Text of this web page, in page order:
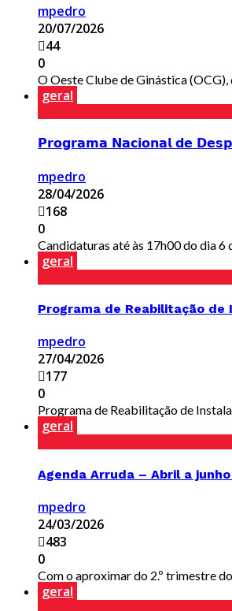
mpedro
20/07/2026
44
0
O Oeste Clube de Ginástica
geral
𝗣𝗿𝗼𝗴𝗿𝗮𝗺𝗮 𝗡𝗮𝗰𝗶𝗼𝗻𝗮𝗹 𝗱𝗲
mpedro
28/04/2026
168
0
Candidaturas até às 17h00 do dia
geral
Programa de Reabilitação
mpedro
27/04/2026
177
0
Programa de Reabilitação de
geral
Agenda Arruda – Abril a
mpedro
24/03/2026
483
0
Com o aproximar do 2.º trimestre do
geral